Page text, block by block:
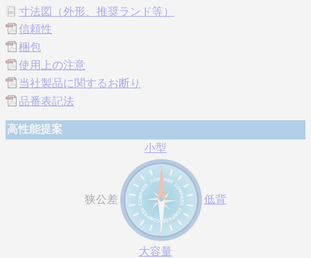
寸法図（外形、推奨ランド等）
信頼性
梱包
使用上の注意
当社製品に関するお断り
品番表記法
高性能提案
小型
狭公差 低背
大容量